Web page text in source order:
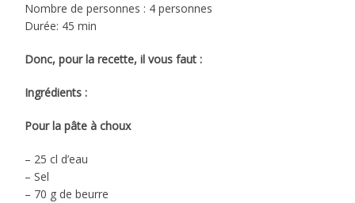
Nombre de personnes : 4 personnes
Durée: 45 min
Donc, pour la recette, il vous faut :
Ingrédients :
Pour la pâte à choux
– 25 cl d’eau
– Sel
– 70 g de beurre